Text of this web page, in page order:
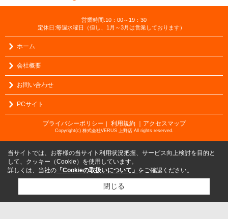
営業時間:10：00～19：30
定休日:毎週水曜日（但し、1月～3月は営業しております）
ホーム
会社概要
お問い合わせ
PCサイト
プライバシーポリシー ｜ 利用規約 ｜アクセスマップ
Copyright(c) 株式会社VERUS 上野店 All rights reserved.
当サイトでは、お客様の当サイト利用状況把握、サービス向上検討を目的と
して、クッキー（Cookie）を使用しています。
詳しくは、当社の 「Cookieの取扱いについて」 をご確認ください。
閉じる